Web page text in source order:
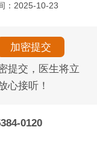
：2025-10-23
提交，医生将立
心接听！
0120